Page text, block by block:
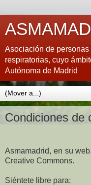
Asociación de
respiratorias, cuyo
Autónoma de Madrid
Condiciones de
Asmamadrid, en su
Creative Commons.
Siéntete libre para: